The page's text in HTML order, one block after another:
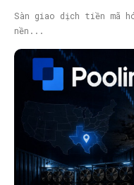
Sàn giao dịch tiền mã
nền...